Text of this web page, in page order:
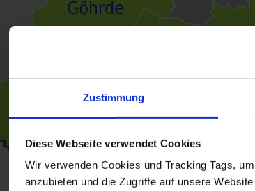
Zustimmung
Diese Webseite verwendet Cookies
Wir verwenden Cookies und Tracking Tags,
anzubieten und die Zugriffe auf unsere